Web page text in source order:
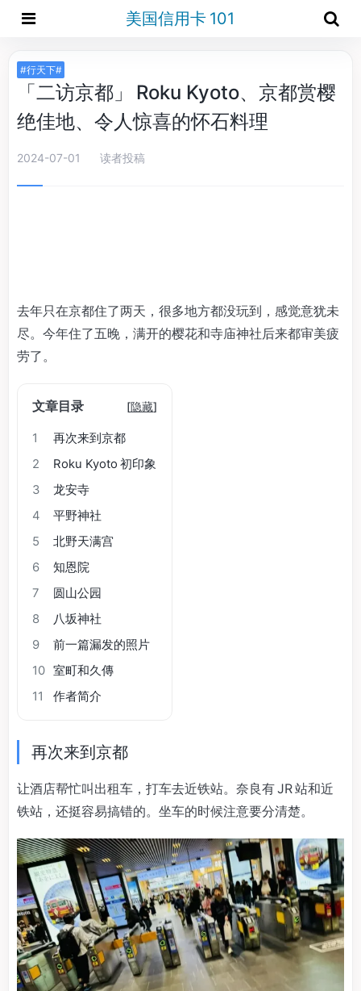
美国信用卡 101
#行天下#
「二访京都」 Roku Kyoto、京都赏樱
绝佳地、令人惊喜的怀石料理
2024-07-01 读者投稿
去年只在京都住了两天，很多地方都没玩到，感觉意犹未
尽。今年住了五晚，满开的樱花和寺庙神社后来都审美疲
劳了。
文章目录 [隐藏]
1
再次来到京都
2
Roku Kyoto 初印象
3
龙安寺
4
平野神社
5
北野天满宫
6
知恩院
7
圆山公园
8
八坂神社
9
前一篇漏发的照片
10 室町和久傳
11
作者简介
再次来到京都
让酒店帮忙叫出租车，打车去近铁站。奈良有 JR 站和近
铁站，还挺容易搞错的。坐车的时候注意要分清楚。